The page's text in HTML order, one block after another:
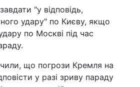
"у відповідь,
удару" по Києву, якщо
по Москві під час
що погрози Кремля на
у разі зриву параду